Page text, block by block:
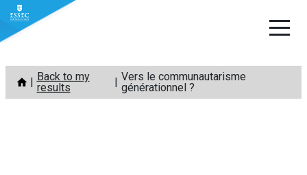
Skip
content
Back to my
results
Vers le communautarisme
générationnel ?